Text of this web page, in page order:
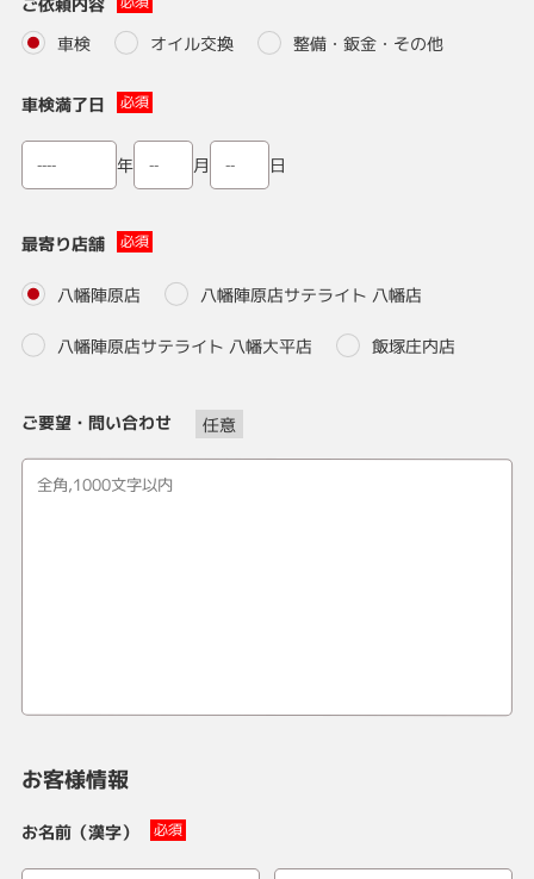
車検 オイル交換 整備・鈑金・その他
車検満了日
年 月 日
最寄り店舗
八幡陣原店 八幡陣原店サテライト 八幡店
八幡陣原店サテライト 八幡大平店 飯塚庄内店
ご要望・問い合わせ
お客様情報
お名前（漢字）